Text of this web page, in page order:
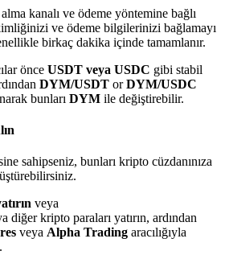
kadar komisyon!
kanalı ve ödeme yöntemine bağlı
ve ödeme bilgilerinizi bağlamayı
birkaç dakika içinde tamamlanır.
önce USDT veya USDC gibi stabil
DYM/USDT orDYM/USDC
bunları DYM ile değiştirebilir.
sahipseniz, bunları kripto cüzdanınıza
veya
diğer kripto paraları yatırın, ardından
veya Alpha Trading aracılığıyla